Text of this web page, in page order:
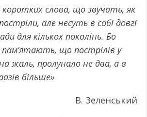
слова, що звучать, як
але несуть в собі довгі
для кількох поколінь. Бо
що пострілів у
жаль, пролунало не два, а в
більше»
В. Зеленський